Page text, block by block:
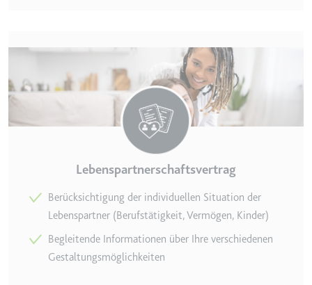
LAST_RESULT_ENTRY_KEY
Anbieter:
youtube.com
Wird verwendet, um die
Interaktion der Nutzer mit
eingebetteten Inhalten zu
verfolgen.
Ablauf:
Sitzung
Typ:
HTTP-Cookie
LogsDatabaseV2:V#||LogsRequestsStore
Lebenspartnerschaftsvertrag
Berücksichtigung der individuellen Situation der
Lebenspartner (Berufstätigkeit, Vermögen, Kinder)
Begleitende Informationen über Ihre verschiedenen
Gestaltungsmöglichkeiten